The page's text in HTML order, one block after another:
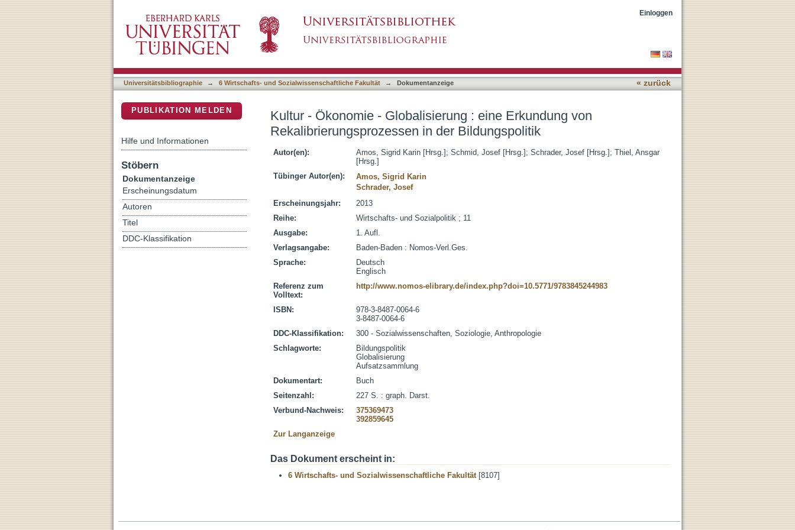
Bildungspolitik
Einloggen
Universitätsbibliographie → 6 Wirtschafts- und Sozialwissenschaftliche Fakultät → Dokumentanzeige « zurück
Kultur - Ökonomie - Globalisierung : eine Erkundung von
Rekalibrierungsprozessen in der Bildungspolitik
Autor(en): Amos, Sigrid Karin [Hrsg.] ; Schmid, Josef [Hrsg.] ; Schrader, Josef [Hrsg.] ; Thiel, Ansgar
[Hrsg.]
Tübinger Autor(en):
Amos, Sigrid Karin
Schrader, Josef
Erscheinungsjahr:
2013
Reihe:
Wirtschafts- und Sozialpolitik ; 11
Ausgabe:
1. Aufl.
Verlagsangabe:
Baden-Baden : Nomos-Verl.Ges.
Sprache:
Deutsch
Englisch
Referenz zum
Volltext:
http://www.nomos-elibrary.de/index.php?doi=10.5771/9783845244983
ISBN:
978-3-8487-0064-6
3-8487-0064-6
DDC-Klassifikation:
300 - Sozialwissenschaften, Soziologie, Anthropologie
Schlagworte:
Bildungspolitik
Globalisierung
Aufsatzsammlung
Dokumentart:
Buch
Seitenzahl:
227 S. : graph. Darst.
Verbund-Nachweis:
375369473
392859645
Zur Langanzeige
Das Dokument erscheint in:
6 Wirtschafts- und Sozialwissenschaftliche Fakultät[8107]
PUBLIKATION MELDEN
Hilfe und Informationen
Stöbern
Dokumentanzeige
Erscheinungsdatum
Autoren
Titel
DDC-Klassifikation